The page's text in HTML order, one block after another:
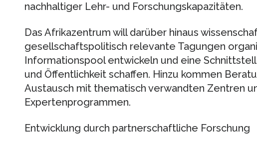
nachhaltiger Lehr- und Forschungskapazitäten.
Das Afrikazentrum will darüber hinaus
gesellschaftspolitisch relevante Tagungen
Informationspool entwickeln und eine
und Öffentlichkeit schaffen. Hinzu kommen
Austausch mit thematisch verwandten Zentren
Expertenprogrammen.
Entwicklung durch partnerschaftliche Forschung